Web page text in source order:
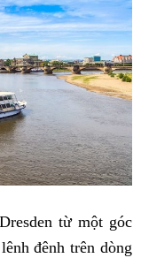
từ một góc
đênh trên dòng